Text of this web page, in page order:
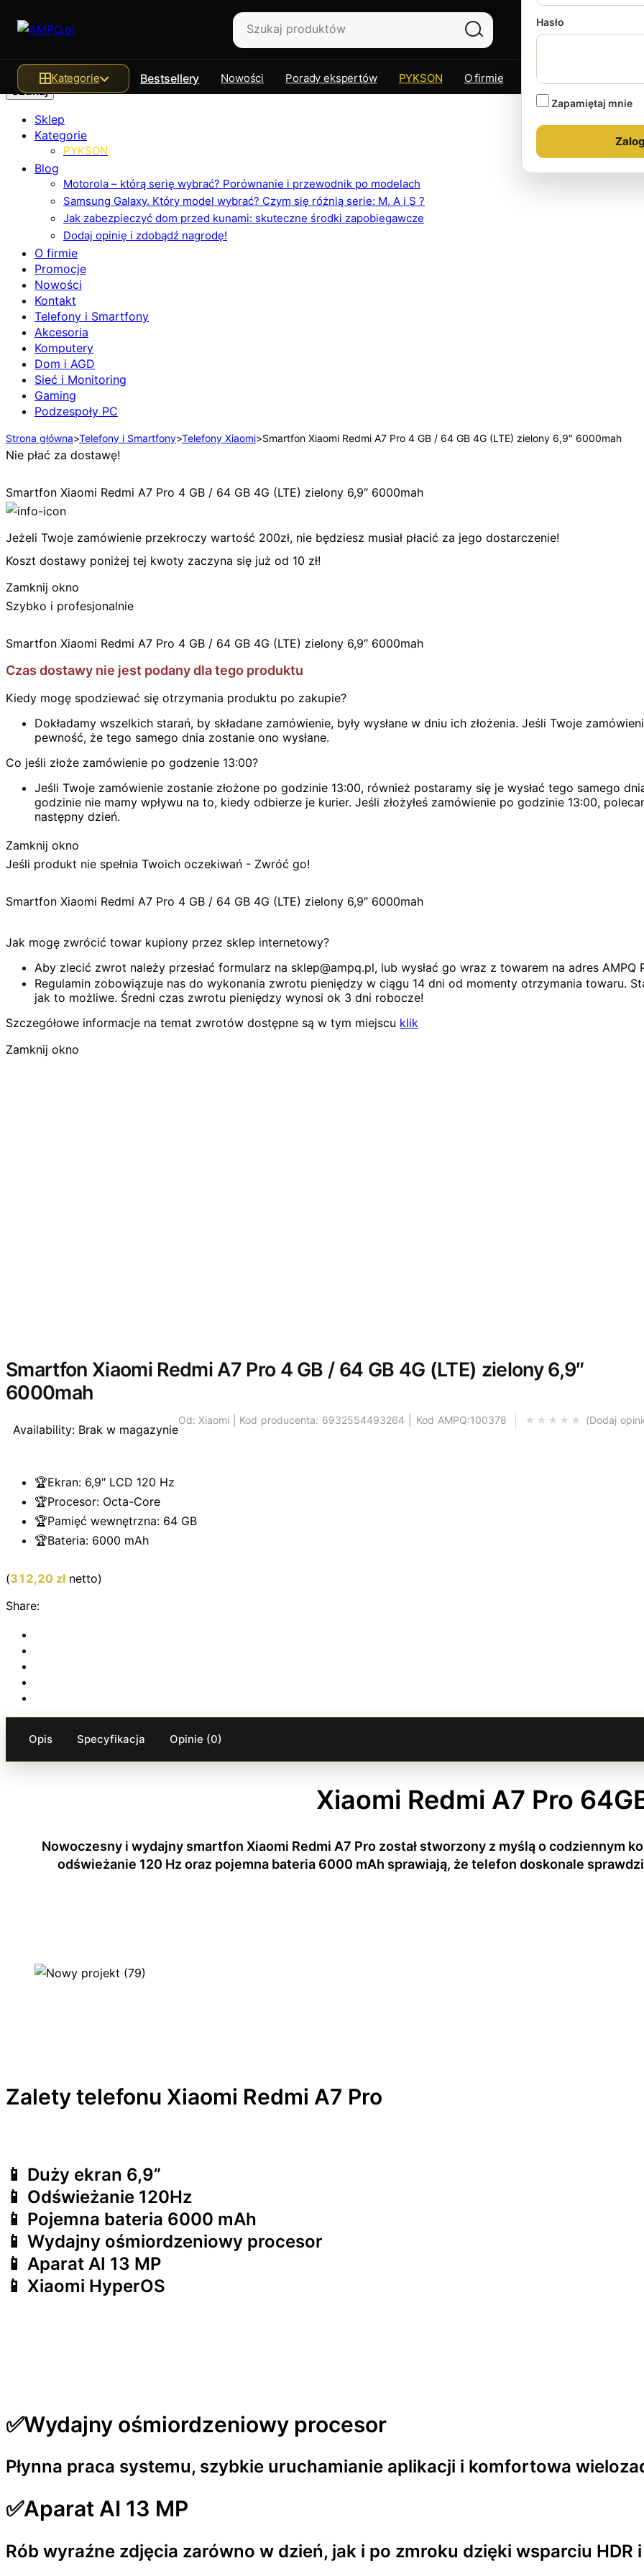
Szukaj
Sklep
Kategorie
PYKSON
Blog
Motorola – którą serię wybrać? Porównanie i przewodnik po modelach
Samsung Galaxy. Który model wybrać? Czym się różnią serie: M, A i S ?
Jak zabezpieczyć dom przed kunami: skuteczne środki zapobiegawcze
Dodaj opinię i zdobądź nagrodę!
O firmie
Promocje
Nowości
Kontakt
Telefony i Smartfony
Akcesoria
Komputery
Dom i AGD
Sieć i Monitoring
Gaming
Podzespoły PC
Hasło
Zapamiętaj mnie
Kategorie Bestsellery Nowości Porady ekspertów PYKSON O firmie Kontakt
Strona główna>Telefony i Smartfony>Telefony Xiaomi>Smartfon Xiaomi Redmi A7 Pro 4 GB / 64 GB 4G (LTE) zielony 6,9″ 6000mah
Nie płać za dostawę!
Smartfon Xiaomi Redmi A7 Pro 4 GB / 64 GB 4G (LTE) zielony 6,9″ 6000mah
Jeżeli Twoje zamówienie przekroczy wartość 200zł, nie będziesz musiał płacić za jego dostarczenie!
Koszt dostawy poniżej tej kwoty zaczyna się już od 10 zł!
Zamknij okno
Szybko i profesjonalnie
Smartfon Xiaomi Redmi A7 Pro 4 GB / 64 GB 4G (LTE) zielony 6,9″ 6000mah
Czas dostawy nie jest podany dla tego produktu
Kiedy mogę spodziewać się otrzymania produktu po zakupie?
Dokładamy wszelkich starań, by składane zamówienie, były wysłane w dniu ich złożenia. Jeśli Twoje
pewność, że tego samego dnia zostanie ono wysłane.
Co jeśli złoże zamówienie po godzenie 13:00?
Jeśli Twoje zamówienie zostanie złożone po godzinie 13:00, również postaramy się je wysłać tego samego
godzinie nie mamy wpływu na to, kiedy odbierze je kurier. Jeśli złożyłeś zamówienie po godzinie 13:00,
następny dzień.
Zamknij okno
Jeśli produkt nie spełnia Twoich oczekiwań - Zwróć go!
Smartfon Xiaomi Redmi A7 Pro 4 GB / 64 GB 4G (LTE) zielony 6,9″ 6000mah
Jak mogę zwrócić towar kupiony przez sklep internetowy?
Aby zlecić zwrot należy przesłać formularz na sklep@ampq.pl, lub wysłać go wraz z towarem na adres
Regulamin zobowiązuje nas do wykonania zwrotu pieniędzy w ciągu 14 dni od momenty otrzymania towaru.
jak to możliwe. Średni czas zwrotu pieniędzy wynosi ok 3 dni robocze!
Szczegółowe informacje na temat zwrotów dostępne są w tym miejscu klik
Zamknij okno
Smartfon Xiaomi Redmi A7 Pro 4 GB / 64 GB 4G (LTE) zielony 6,9″
6000mah
Dodaj
Availability: Brak w magazynie
Od: Xiaomi | Kod producenta: 6932554493264 | Kod AMPQ:100378
🏆Ekran: 6,9″ LCD 120 Hz
🏆Procesor: Octa-Core
🏆Pamięć wewnętrzna: 64 GB
🏆Bateria: 6000 mAh
(312,20 złnetto)
Share:
Opis Specyfikacja Opinie (0)
Xiaomi Redmi A7 Pro
Nowoczesny i wydajny smartfon Xiaomi Redmi A7 Pro został stworzony z myślą o codziennym
odświeżanie 120 Hz oraz pojemna bateria 6000 mAh sprawiają, że telefon doskonale
Zalety telefonu Xiaomi Redmi A7 Pro
📱 Duży ekran 6,9”
📱 Odświeżanie 120Hz
📱 Pojemna bateria 6000 mAh
📱 Wydajny ośmiordzeniowy procesor
📱 Aparat AI 13 MP
📱 Xiaomi HyperOS
✅Wydajny ośmiordzeniowy procesor
Płynna praca systemu, szybkie uruchamianie aplikacji i komfortowa
✅Aparat AI 13 MP
Rób wyraźne zdjęcia zarówno w dzień, jak i po zmroku dzięki wsparciu HDR